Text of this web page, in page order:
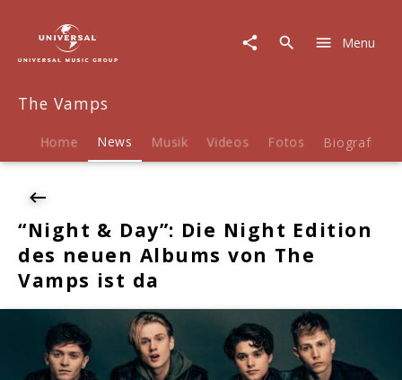
News
"Night
Die
Edition
neuen
Albums
von
The
Vamps
Menu
The Vamps
Home News Musik Videos Fotos Biografie
“Night & Day”: Die Night Edition
des neuen Albums von The
Vamps ist da